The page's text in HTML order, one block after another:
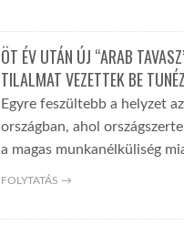
ÖT ÉV UTÁN ÚJ “ARAB
TILALMAT VEZETTEK BE
Egyre feszültebb a helyzet
országban, ahol
a magas munkanélküliség
FOLYTATÁS →